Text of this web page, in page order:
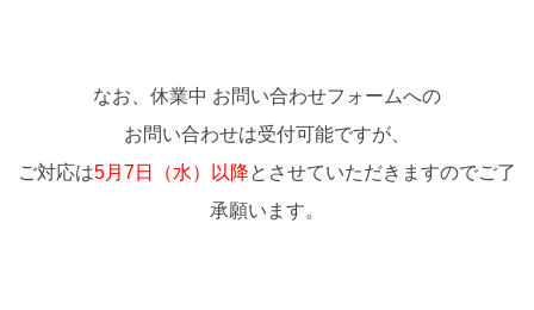
なお、休業中 お問い合わせフォームへの
お問い合わせは受付可能ですが、
ご対応は5月7日（水）以降とさせていただきますのでご了
承願います。